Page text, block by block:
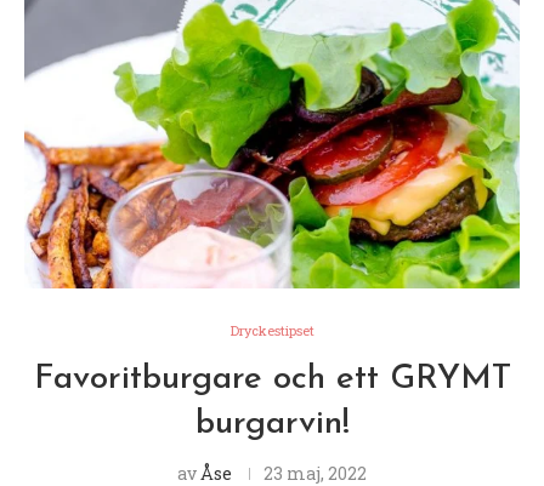
Dryckestipset
Favoritburgare och ett GRYMT
burgarvin!
av Åse 23 maj, 2022